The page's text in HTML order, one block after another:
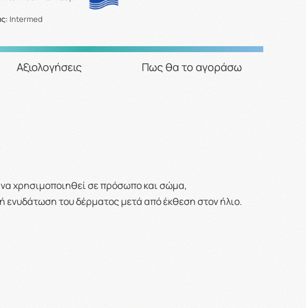
Intermed
Αξιολογήσεις Πως θα το αγοράσω
να χρησιμοποιηθεί σε πρόσωπο και σώμα,
ενυδάτωση του δέρματος μετά από έκθεση στον ήλιο.